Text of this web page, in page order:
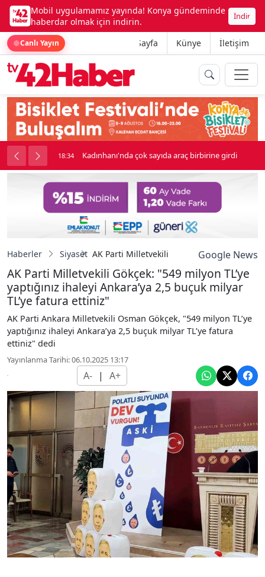
Mobil uygulamamız yayında! Konya gündeminde
haberdar olmak için indirin.
İndir
Canlı Yayın Ana Sayfa Künye İletişim
girdi 18:34 Beşikçioğlu Konya'ya Sevk Edildi
Haberler Siyaset AK Parti Milletvekili Gökçek: "549 milyon
Google News
AK Parti Milletvekili Gökçek: "549 milyon TL’ye
yaptığınız ihaleyi Ankara’ya 2,5 buçuk milyar
TL’ye fatura ettiniz"
AK Parti Ankara Milletvekili Osman Gökçek, "549 milyon TL’ye
yaptığınız ihaleyi Ankara’ya 2,5 buçuk milyar TL’ye fatura
ettiniz" dedi
Yayınlanma Tarihi: 06.10.2025 13:17
A- | A+